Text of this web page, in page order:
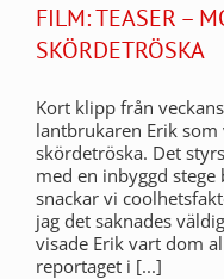
FILM: TEASER –
SKÖRDETRÖSKA
Kort klipp från
lantbrukaren Erik
skördetröska. Det
med en inbyggd
snackar vi
jag det saknades
visade Erik vart dom
reportaget i [...]